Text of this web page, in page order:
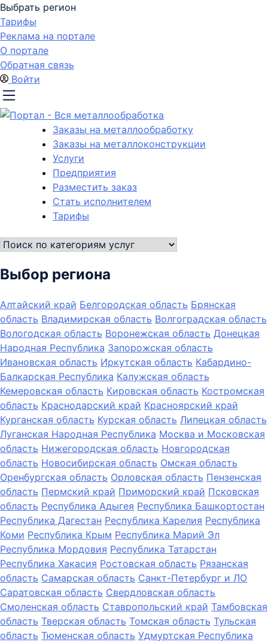
Выбрать регион
Тарифы
Реклама на портале
О портале
Обратная связь
Войти
Заказы на металлообработку
Заказы на металлоконструкции
Услуги
Предприятия
Разместить заказ
Стать исполнителем
Тарифы
Выбор региона
Алтайский край Белгородская область Брянская
область Владимирская область Волгоградская область
Вологодская область Воронежская область Донецкая
Народная Республика Запорожская область
Ивановская область Иркутская область Кабардино-
Балкарская Республика Калужская область
Кемеровская область Кировская область Костромская
область Краснодарский край Красноярский край
Курганская область Курская область Липецкая область
Луганская Народная Республика Москва и Московская
область Нижегородская область Новгородская
область Новосибирская область Омская область
Оренбургская область Орловская область Пензенская
область Пермский край Приморский край Псковская
область Республика Адыгея Республика Башкортостан
Республика Дагестан Республика Карелия Республика
Коми Республика Крым Республика Марий Эл
Республика Мордовия Республика Татарстан
Республика Хакасия Ростовская область Рязанская
область Самарская область Санкт-Петербург и ЛО
Саратовская область Свердловская область
Смоленская область Ставропольский край Тамбовская
область Тверская область Томская область Тульская
область Тюменская область Удмуртская Республика